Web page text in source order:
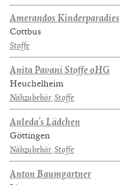
Amerandos Kinderparadies
Cottbus
Stoffe
Anita Pavani Stoffe oHG
Heuchelheim
Nähzubehör,Stoffe
Anleda’s Lädchen
Göttingen
Nähzubehör,Stoffe
Anton Baumgartner